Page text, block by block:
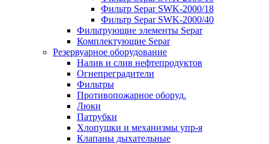
Фильтр Separ SWK-2000/18
Фильтр Separ SWK-2000/40
Фильтрующие элементы Separ
Комплектующие Separ
Резервуарное оборудование
Налив и слив нефтепродуктов
Огнепреградители
Фильтры
Противопожарное оборуд.
Люки
Патрубки
Хлопушки и механизмы упр-я
Клапаны дыхательные